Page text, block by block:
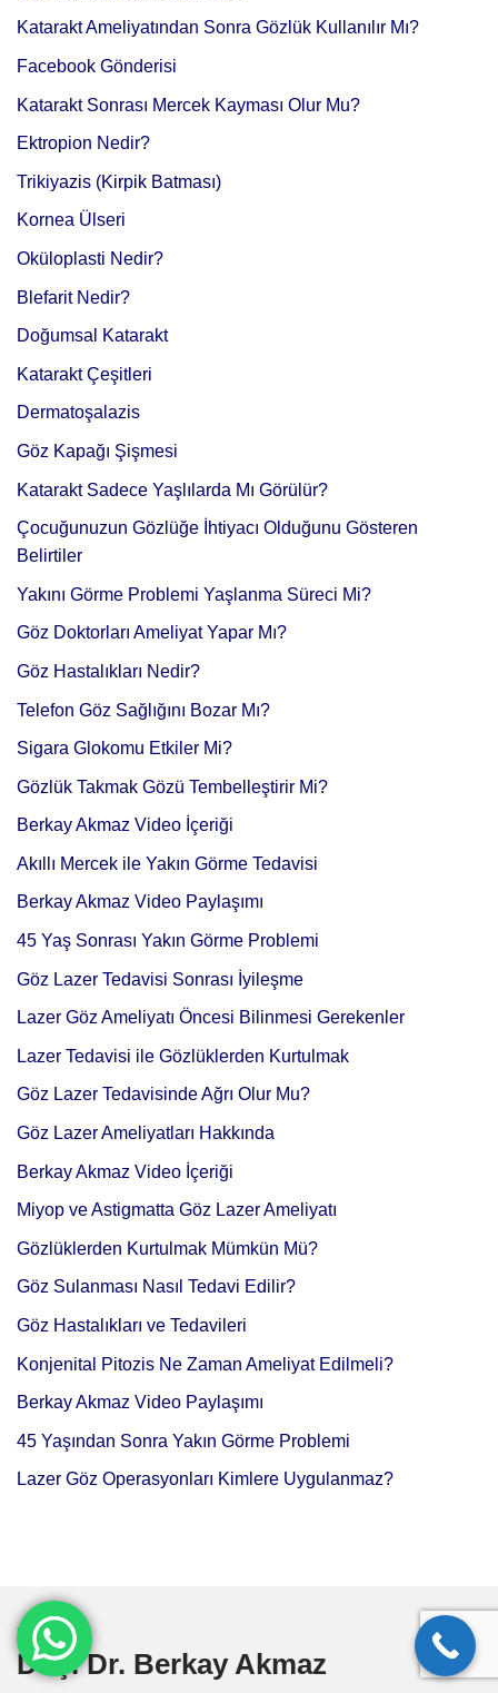
Katarakt Ameliyatından Sonra Gözlük Kullanılır Mı?
Facebook Gönderisi
Katarakt Sonrası Mercek Kayması Olur Mu?
Ektropion Nedir?
Trikiyazis (Kirpik Batması)
Kornea Ülseri
Oküloplasti Nedir?
Blefarit Nedir?
Doğumsal Katarakt
Katarakt Çeşitleri
Dermatoşalazis
Göz Kapağı Şişmesi
Katarakt Sadece Yaşlılarda Mı Görülür?
Çocuğunuzun Gözlüğe İhtiyacı Olduğunu Gösteren
Belirtiler
Yakını Görme Problemi Yaşlanma Süreci Mi?
Göz Doktorları Ameliyat Yapar Mı?
Göz Hastalıkları Nedir?
Telefon Göz Sağlığını Bozar Mı?
Sigara Glokomu Etkiler Mi?
Gözlük Takmak Gözü Tembelleştirir Mi?
Berkay Akmaz Video İçeriği
Akıllı Mercek ile Yakın Görme Tedavisi
Berkay Akmaz Video Paylaşımı
45 Yaş Sonrası Yakın Görme Problemi
Göz Lazer Tedavisi Sonrası İyileşme
Lazer Göz Ameliyatı Öncesi Bilinmesi Gerekenler
Lazer Tedavisi ile Gözlüklerden Kurtulmak
Göz Lazer Tedavisinde Ağrı Olur Mu?
Göz Lazer Ameliyatları Hakkında
Berkay Akmaz Video İçeriği
Miyop ve Astigmatta Göz Lazer Ameliyatı
Gözlüklerden Kurtulmak Mümkün Mü?
Göz Sulanması Nasıl Tedavi Edilir?
Göz Hastalıkları ve Tedavileri
Konjenital Pitozis Ne Zaman Ameliyat Edilmeli?
Berkay Akmaz Video Paylaşımı
45 Yaşından Sonra Yakın Görme Problemi
Lazer Göz Operasyonları Kimlere Uygulanmaz?
YOUTUBE
Doç. Dr. Berkay Akmaz